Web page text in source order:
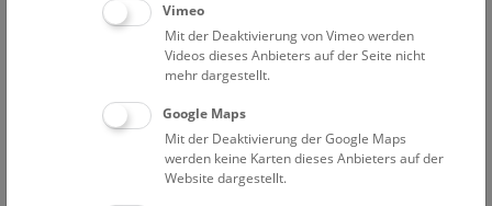
sammelte Andreas REISCHEK in Neuseeland, seine
Aufsammlungen wurden 1889 im neu erbauten k.k.
Naturhistorischen Hofmuseum den begeisterten Besuchern
vorgestellt. Die letzten großen Sammlungsankäufe erfolgten
1906 (Viktor Ritter v. TSCHUSI zu SCHMIDHOFFEN,
Paläarktis), 1910 (Rudolf GRAUER, Ostafrika) und 1986
(Franz Graf SEILERN, weltweit). Im Rahmen des derzeit
möglichen Forschungsprogramms gelangt auch heute noch
Vimeo
Mit der Deaktivierung von Vimeo werden
Videos dieses Anbieters auf der Seite nicht
mehr dargestellt.
Google Maps
Mit der Deaktivierung der Google Maps
werden keine Karten dieses Anbieters auf der
Website dargestellt.